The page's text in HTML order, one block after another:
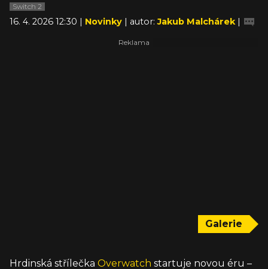
Switch 2
16. 4. 2026 12:30 | Novinky | autor:Jakub Malchárek |
Galerie
Hrdinská střílečka Overwatch startuje novou éru –